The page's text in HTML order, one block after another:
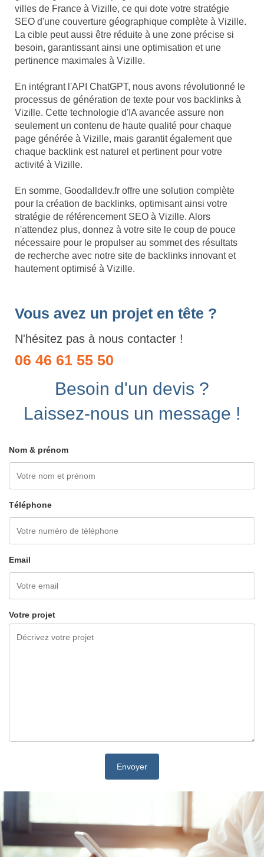
villes de France à Vizille, ce qui dote votre stratégie
SEO d'une couverture géographique complète à Vizille.
La cible peut aussi être réduite à une zone précise si
besoin, garantissant ainsi une optimisation et une
pertinence maximales à Vizille.
En intégrant l'API ChatGPT, nous avons révolutionné le
processus de génération de texte pour vos backlinks à
Vizille. Cette technologie d'IA avancée assure non
seulement un contenu de haute qualité pour chaque
page générée à Vizille, mais garantit également que
chaque backlink est naturel et pertinent pour votre
activité à Vizille.
En somme, Goodalldev.fr offre une solution complète
pour la création de backlinks, optimisant ainsi votre
stratégie de référencement SEO à Vizille. Alors
n'attendez plus, donnez à votre site le coup de pouce
nécessaire pour le propulser au sommet des résultats
de recherche avec notre site de backlinks innovant et
hautement optimisé à Vizille.
Vous avez un projet en tête ?
N'hésitez pas à nous contacter !
06 46 61 55 50
Besoin d'un devis ?
Laissez-nous un message !
Nom & prénom
Téléphone
Email
Votre projet